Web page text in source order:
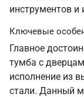
инструментов и
Ключевые
Главное
тумба с
исполнение из
стали. Данный